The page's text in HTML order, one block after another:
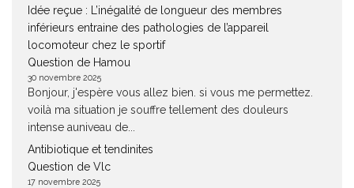
Idée reçue : L’inégalité de longueur des membres
inférieurs entraine des pathologies de l’appareil
locomoteur chez le sportif
Question de Hamou
30 novembre 2025
Bonjour, j'espère vous allez bien. si vous me permettez.
voilà ma situation je souffre tellement des douleurs
intense auniveau de...
Antibiotique et tendinites
Question de Vlc
17 novembre 2025